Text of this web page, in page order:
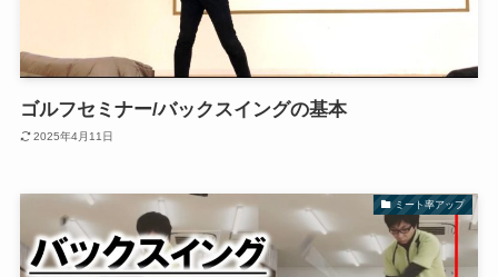
ゴルフセミナー/バックスイングの基本
2025年4月11日
ミート率アップ